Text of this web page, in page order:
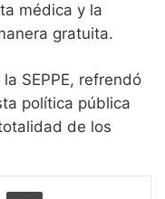
médica y la
gratuita.
SEPPE, refrendó
política pública
de los
vía email Imprimir